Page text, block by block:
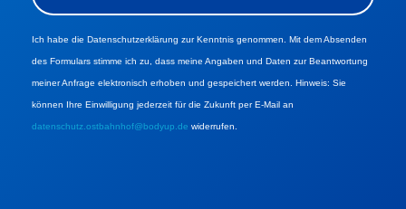
Ich habe die Datenschutzerklärung zur Kenntnis genommen. Mit dem Absenden
des Formulars stimme ich zu, dass meine Angaben und Daten zur Beantwortung
meiner Anfrage elektronisch erhoben und gespeichert werden. Hinweis: Sie
können Ihre Einwilligung jederzeit für die Zukunft per E-Mail an
datenschutz.ostbahnhof@bodyup.de widerrufen.